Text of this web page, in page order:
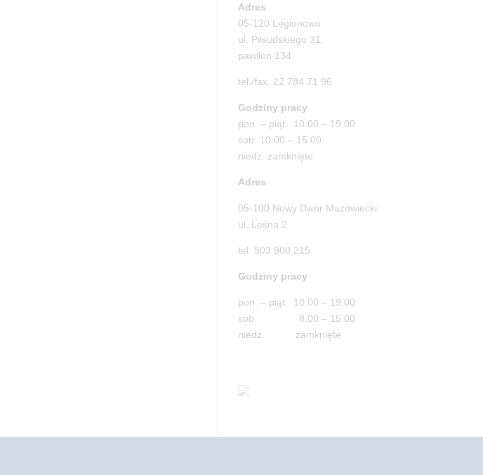
Adres
05-120 Legionowo
ul. Piłsudskiego 31,
pawilon 134
tel./fax. 22 784 71 96
Godziny pracy
pon. – piąt. 10.00 – 19.00
sob. 10.00 – 15.00
niedz. zamknięte
Adres
05-100 Nowy Dwór Mazowiecki
ul. Leśna 2
tel. 503 900 215
Godziny pracy
pon. – piąt. 10.00 – 19.00
sob. 8.00 – 15.00
niedz. zamknięte